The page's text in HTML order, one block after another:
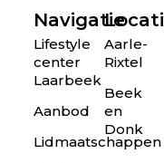
Navigatie
Lifestyle
center
Laarbeek
Aanbod
Lidmaatschappen
Aarle-
Rixtel
Beek
en
Donk